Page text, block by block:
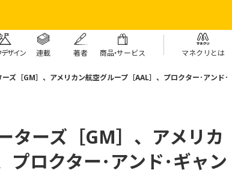
ザイン 連載 著者 商品・サービス マネクリとは
ーズ［GM］、アメリカン航空グループ［AAL］、プロクター･アンド･
ターズ［GM］、アメリカ
プロクター･アンド･ギャン